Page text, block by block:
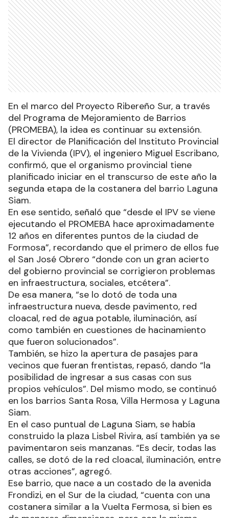
En el marco del Proyecto Ribereño Sur, a través
del Programa de Mejoramiento de Barrios
(PROMEBA), la idea es continuar su extensión.
El director de Planificación del Instituto Provincial
de la Vivienda (IPV), el ingeniero Miguel Escribano,
confirmó, que el organismo provincial tiene
planificado iniciar en el transcurso de este año la
segunda etapa de la costanera del barrio Laguna
Siam.
En ese sentido, señaló que “desde el IPV se viene
ejecutando el PROMEBA hace aproximadamente
12 años en diferentes puntos de la ciudad de
Formosa”, recordando que el primero de ellos fue
el San José Obrero “donde con un gran acierto
del gobierno provincial se corrigieron problemas
en infraestructura, sociales, etcétera”.
De esa manera, “se lo dotó de toda una
infraestructura nueva, desde pavimento, red
cloacal, red de agua potable, iluminación, así
como también en cuestiones de hacinamiento
que fueron solucionados”.
También, se hizo la apertura de pasajes para
vecinos que fueran frentistas, repasó, dando “la
posibilidad de ingresar a sus casas con sus
propios vehículos”. Del mismo modo, se continuó
en los barrios Santa Rosa, Villa Hermosa y Laguna
Siam.
En el caso puntual de Laguna Siam, se había
construido la plaza Lisbel Rivira, así también ya se
pavimentaron seis manzanas. “Es decir, todas las
calles, se dotó de la red cloacal, iluminación, entre
otras acciones”, agregó.
Ese barrio, que nace a un costado de la avenida
Frondizi, en el Sur de la ciudad, “cuenta con una
costanera similar a la Vuelta Fermosa, si bien es